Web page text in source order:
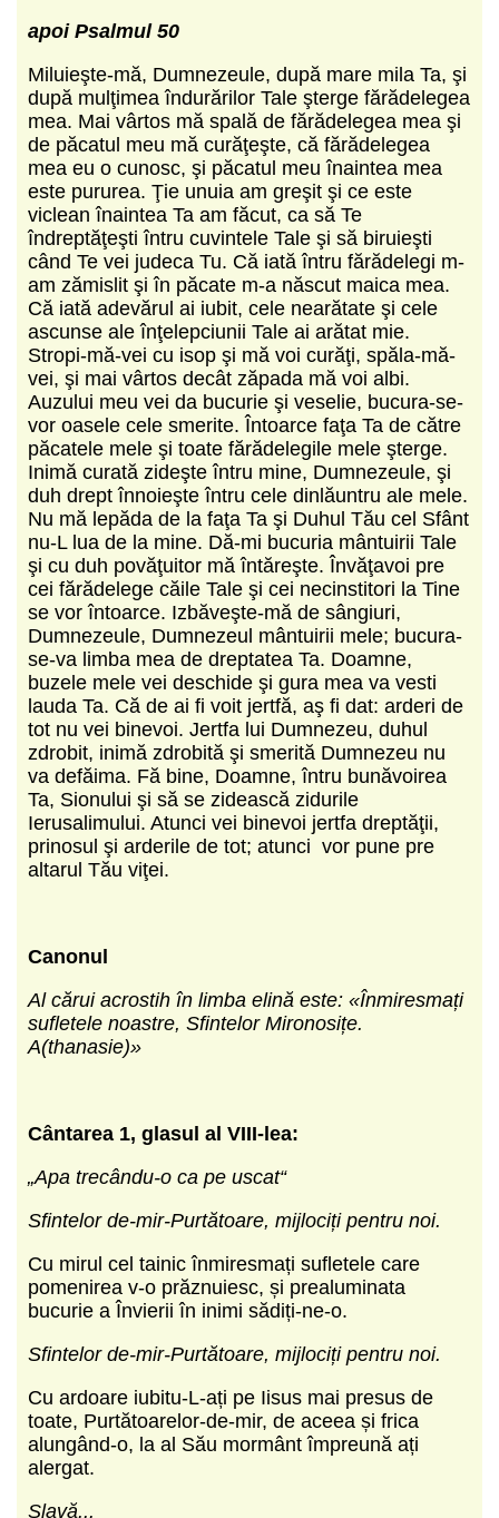
apoi Psalmul 50
Miluieşte-mă, Dumnezeule, după mare mila Ta, şi
după mulţimea îndurărilor Tale şterge fărădelegea
mea. Mai vârtos mă spală de fărădelegea mea şi
de păcatul meu mă curăţeşte, că fărădelegea
mea eu o cunosc, şi păcatul meu înaintea mea
este pururea. Ţie unuia am greşit şi ce este
viclean înaintea Ta am făcut, ca să Te
îndreptăţeşti întru cuvintele Tale şi să biruieşti
când Te vei judeca Tu. Că iată întru fărădelegi m-
am zămislit şi în păcate m-a născut maica mea.
Că iată adevărul ai iubit, cele nearătate şi cele
ascunse ale înţelepciunii Tale ai arătat mie.
Stropi-mă-vei cu isop şi mă voi curăţi, spăla-mă-
vei, şi mai vârtos decât zăpada mă voi albi.
Auzului meu vei da bucurie şi veselie, bucura-se-
vor oasele cele smerite. Întoarce faţa Ta de către
păcatele mele şi toate fărădelegile mele şterge.
Inimă curată zideşte întru mine, Dumnezeule, şi
duh drept înnoieşte întru cele dinlăuntru ale mele.
Nu mă lepăda de la faţa Ta şi Duhul Tău cel Sfânt
nu-L lua de la mine. Dă-mi bucuria mântuirii Tale
şi cu duh povăţuitor mă întăreşte. Învăţavoi pre
cei fărădelege căile Tale şi cei necinstitori la Tine
se vor întoarce. Izbăveşte-mă de sângiuri,
Dumnezeule, Dumnezeul mântuirii mele; bucura-
se-va limba mea de dreptatea Ta. Doamne,
buzele mele vei deschide şi gura mea va vesti
lauda Ta. Că de ai fi voit jertfă, aş fi dat: arderi de
tot nu vei binevoi. Jertfa lui Dumnezeu, duhul
zdrobit, inimă zdrobită şi smerită Dumnezeu nu
va defăima. Fă bine, Doamne, întru bunăvoirea
Ta, Sionului şi să se zidească zidurile
Ierusalimului. Atunci vei binevoi jertfa dreptăţii,
prinosul şi arderile de tot; atunci vor pune pre
altarul Tău viţei.
Canonul
Al cărui acrostih în limba elină este: «Înmiresmați
sufletele noastre, Sfintelor Mironosițe.
A(thanasie)»
Cântarea 1, glasul al VIII-lea:
„Apa trecându-o ca pe uscat“
Sfintelor de-mir-Purtătoare, mijlociți pentru noi.
Cu mirul cel tainic înmiresmați sufletele care
pomenirea v-o prăznuiesc, și prealuminata
bucurie a Învierii în inimi sădiți-ne-o.
Sfintelor de-mir-Purtătoare, mijlociți pentru noi.
Cu ardoare iubitu-L-ați pe Iisus mai presus de
toate, Purtătoarelor-de-mir, de aceea și frica
alungând-o, la al Său mormânt împreună ați
alergat.
Slavă...